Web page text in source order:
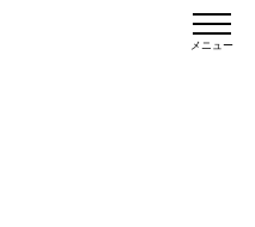
メニュー